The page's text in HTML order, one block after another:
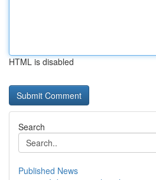
HTML is disabled
Search
Published News